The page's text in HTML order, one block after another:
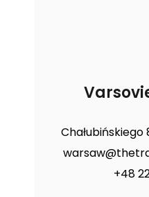
Chałubińskiego
+48